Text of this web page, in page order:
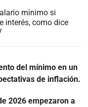
mínimo si
interés, como dice
del mínimo en un
de inflación.
2026 empezaron a